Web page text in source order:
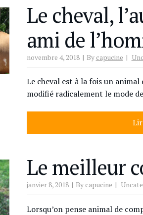
Le cheval,
ami de
novembre 4, 2018 Bycapucine
Le cheval est à la fois un
modifié radicalement le mode
Le meilleur
janvier 8, 2018 Bycapucine
Lorsqu’on pense animal de